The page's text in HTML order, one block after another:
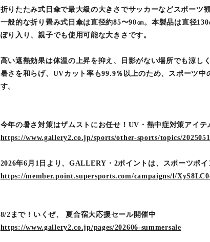
折りたたみ式日傘で最大級の大きさでサッカーなどスポーツ
一般的な折り畳み式日傘は直径約85〜90㎝。本製品は直径
ぽり入り、親子でも使用可能な大きさです。
高い遮熱効果は体温の上昇を抑え、日影がない場所でも涼し
暑さを和らげ、UVカット率も99.9％以上のため、スポーツ中
す。
今年の暑さ対策はザムストにお任せ！UV・熱中症対策アイテ
https://www.gallery2.co.jp/sports/other-sports/topics/
2026年6月1日より、GALLERY・2ポイントは、スポーツポイ
https://member.point.supersports.com/campaigns/l/
8/2まで！いくぜ、 夏合宿大応援セール開催中
https://www.gallery2.co.jp/pages/202606-summersale